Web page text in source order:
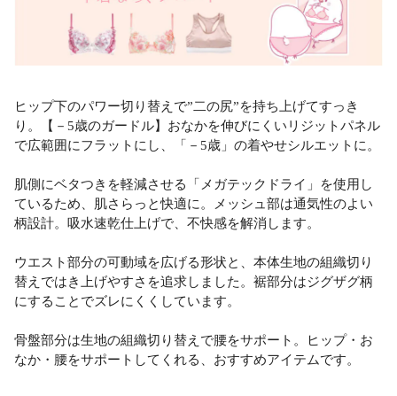
ヒップ下のパワー切り替えで”二の尻”を持ち上げてすっき
り。【－5歳のガードル】おなかを伸びにくいリジットパネル
で広範囲にフラットにし、「－5歳」の着やせシルエットに。
肌側にベタつきを軽減させる「メガテックドライ」を使用し
ているため、肌さらっと快適に。メッシュ部は通気性のよい
柄設計。吸水速乾仕上げで、不快感を解消します。
ウエスト部分の可動域を広げる形状と、本体生地の組織切り
替えではき上げやすさを追求しました。裾部分はジグザグ柄
にすることでズレにくくしています。
骨盤部分は生地の組織切り替えで腰をサポート。ヒップ・お
なか・腰をサポートしてくれる、おすすめアイテムです。